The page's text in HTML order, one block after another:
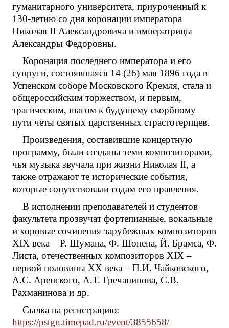
гуманитарного университета, приуроченный к
130-летию со дня коронации императора
Николая II Александровича и императрицы
Александры Федоровны.
Коронация последнего императора и его
супруги, состоявшаяся 14 (26) мая 1896 года в
Успенском соборе Московского Кремля, стала и
общероссийским торжеством, и первым,
трагическим, шагом к будущему скорбному
пути четы святых царственных страстотерпцев.
Произведения, составившие концертную
программу, были созданы теми композиторами,
чья музыка звучала при жизни Николая II, а
также отражают те исторические события,
которые сопутствовали годам его правления.
В исполнении преподавателей и студентов
факультета прозвучат фортепианные, вокальные
и хоровые сочинения зарубежных композиторов
XIX века – Р. Шумана, Ф. Шопена, Й. Брамса, Ф.
Листа, отечественных композиторов XIX –
первой половины XX века – П.И. Чайковского,
А.С. Аренского, А.Т. Гречанинова, С.В.
Рахманинова и др.
Сылка на регистрацию:
https://pstgu.timepad.ru/event/3855658/